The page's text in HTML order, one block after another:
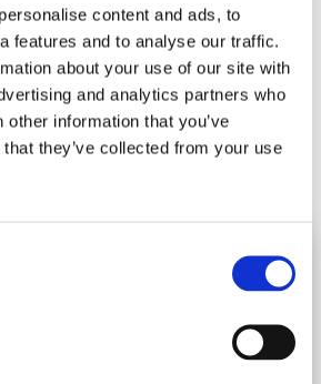
content and ads, to
features and to analyse our traffic.
about your use of our site with
and analytics partners who
information that you’ve
they’ve collected from your use
Lire plus